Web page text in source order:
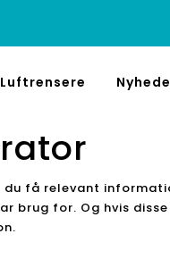
Luftrensere
få relevant
brug for. Og hvis disse